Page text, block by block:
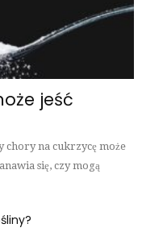
jeść
chory na cukrzycę może
się, czy mogą